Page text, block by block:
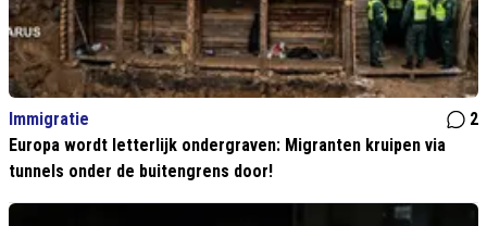
Immigratie
2
Europa wordt letterlijk ondergraven: Migranten kruipen via
tunnels onder de buitengrens door!